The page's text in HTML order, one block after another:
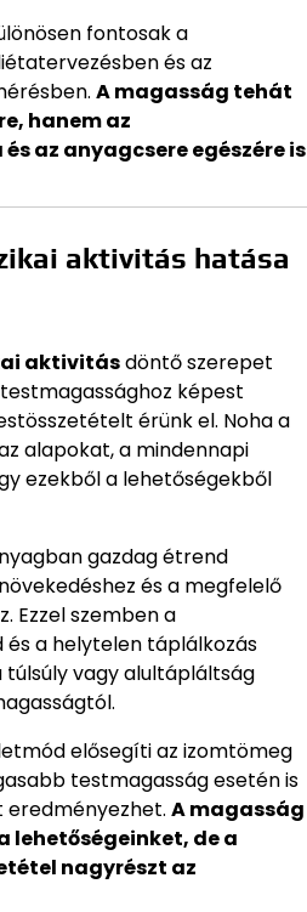
fontosak a
és az
A magasság tehát
hanem az
az anyagcsere egészére is
aktivitás hatása
aktivitásdöntő szerepet
képest
érünk el. Noha a
alapokat, a mindennapi
ezekből a lehetőségekből
gazdag étrend
és a megfelelő
Ezzel szemben a
a helytelen táplálkozás
vagy alultápláltság
elősegíti az izomtömeg
testmagasság esetén is
A magasság
lehetőségeinket, de a
nagyrészt az